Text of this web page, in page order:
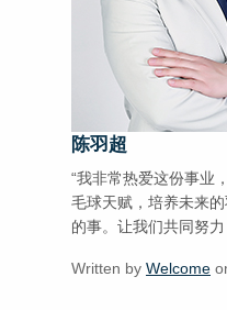
陈羽超
“我非常热爱这份事业
毛球天赋，培养未来
的事。让我们共同努
Written by Welcome